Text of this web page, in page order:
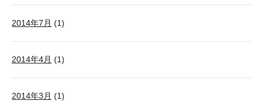
2014年7月 (1)
2014年4月 (1)
2014年3月 (1)